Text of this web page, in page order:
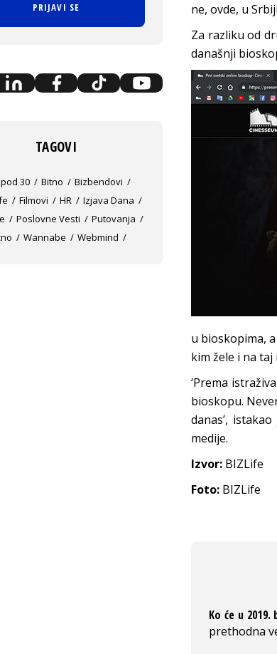
ne, ovde, u
Za razliku od
današnji
u bioskopima,
kim žele i na
‘Prema
bioskopu.
danas’,
medije.
Izvor: BIZLife
Foto: BIZLife
Ko će u
prethodna
PRIJAVI SE
TAGOVI
30 Bitno
Bizbendovi
Filmovi HR
Izjava Dana
Poslovne Vesti
Putovanja
Wannabe Webmind